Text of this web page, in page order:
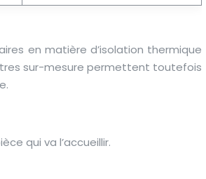
en matière d’isolation thermique
sur-mesure permettent toutefois
qui va l’accueillir.